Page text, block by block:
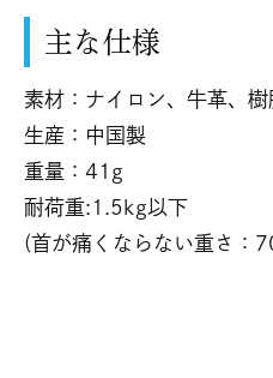
主な仕様
素材：ナイロン、牛革、
生産：中国製
重量：41g
耐荷重:1.5kg以下
(首が痛くならない重さ：